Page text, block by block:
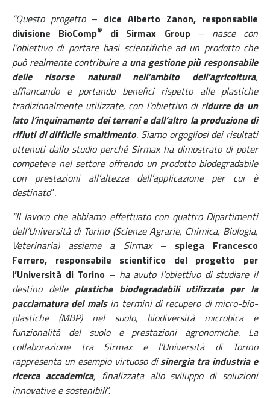
“Questo progetto– dice Alberto Zanon, responsabile
divisione BioComp® di Sirmax Group– nasce con
l’obiettivo di portare basi scientifiche ad un prodotto che
può realmente contribuire a una gestione più responsabile
delle risorse naturali nell’ambito dell’agricoltura,
affiancando e portando benefici rispetto alle plastiche
tradizionalmente utilizzate, con l’obiettivo di ridurre da un
lato l’inquinamento dei terreni e dall’altro la produzione di
rifiuti di difficile smaltimento. Siamo orgogliosi dei risultati
ottenuti dallo studio perché Sirmax ha dimostrato di poter
competere nel settore offrendo un prodotto biodegradabile
con prestazioni all’altezza dell’applicazione per cui è
destinato”.
“Il lavoro che abbiamo effettuato con quattro Dipartimenti
dell’Università di Torino (Scienze Agrarie, Chimica, Biologia,
Veterinaria) assieme a Sirmax– spiega Francesco
Ferrero, responsabile scientifico del progetto per
l’Università di Torino – ha avuto l’obiettivo di studiare il
destino delle plastiche biodegradabili utilizzate per la
pacciamatura del maisin termini di recupero di micro-bio-
plastiche (MBP) nel suolo, biodiversità microbica e
funzionalità del suolo e prestazioni agronomiche. La
collaborazione tra Sirmax e l’Università di Torino
rappresenta un esempio virtuoso disinergia tra industria e
ricerca accademica, finalizzata allo sviluppo di soluzioni
innovative e sostenibili”.